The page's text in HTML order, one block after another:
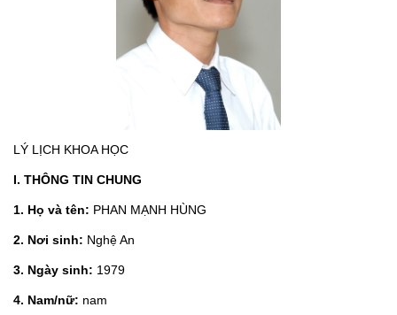
LÝ LỊCH KHOA HỌC
I. THÔNG TIN CHUNG
1. Họ và tên: PHAN MẠNH HÙNG
2. Nơi sinh: Nghệ An
3. Ngày sinh: 1979
4. Nam/nữ: nam